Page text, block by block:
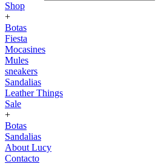
Shop
+
Botas
Fiesta
Mocasines
Mules
sneakers
Sandalias
Leather Things
Sale
+
Botas
Sandalias
About Lucy
Contacto